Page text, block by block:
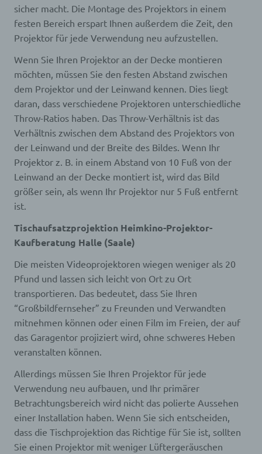
sicher macht. Die Montage des Projektors in einem
festen Bereich erspart Ihnen außerdem die Zeit, den
Projektor für jede Verwendung neu aufzustellen.
Wenn Sie Ihren Projektor an der Decke montieren
möchten, müssen Sie den festen Abstand zwischen
dem Projektor und der Leinwand kennen. Dies liegt
daran, dass verschiedene Projektoren unterschiedliche
Throw-Ratios haben. Das Throw-Verhältnis ist das
Verhältnis zwischen dem Abstand des Projektors von
der Leinwand und der Breite des Bildes. Wenn Ihr
Projektor z. B. in einem Abstand von 10 Fuß von der
Leinwand an der Decke montiert ist, wird das Bild
größer sein, als wenn Ihr Projektor nur 5 Fuß entfernt
ist.
Tischaufsatzprojektion Heimkino-Projektor-
Kaufberatung Halle (Saale)
Die meisten Videoprojektoren wiegen weniger als 20
Pfund und lassen sich leicht von Ort zu Ort
transportieren. Das bedeutet, dass Sie Ihren
“Großbildfernseher” zu Freunden und Verwandten
mitnehmen können oder einen Film im Freien, der auf
das Garagentor projiziert wird, ohne schweres Heben
veranstalten können.
Allerdings müssen Sie Ihren Projektor für jede
Verwendung neu aufbauen, und Ihr primärer
Betrachtungsbereich wird nicht das polierte Aussehen
einer Installation haben. Wenn Sie sich entscheiden,
dass die Tischprojektion das Richtige für Sie ist, sollten
Sie einen Projektor mit weniger Lüftergeräuschen
Name und Anschrift des für die Verarbeitung
Verantwortlichen
Verantwortlicher im Sinne der Datenschutz-
Grundverordnung, sonstiger in den Mitgliedstaaten
der Europäischen Union geltenden
Datenschutzgesetze und anderer Bestimmungen
mit datenschutzrechtlichem Charakter ist die:
Cookies / SessionStorage / LocalStorage
Die Internetseiten verwenden teilweise so
genannte Cookies, LocalStorage und
SessionStorage. Dies dient dazu, unser Angebot
nutzerfreundlicher, effektiver und sicherer zu
machen. Local Storage und SessionStorage ist
auf Ihrem Computer oder mobilen Gerät
über einen Internetbrowser auf einem
Computersystem abgelegt und gespeichert
LocalStorage und SessionStorage durch
entsprechende Einstellung in Ihrem Browser
verhindern.
Zahlreiche Internetseiten und Server verwenden
Cookies. Viele Cookies enthalten eine sogenannte
Cookie-ID. Eine Cookie-ID ist eine eindeutige
Kennung des Cookies. Sie besteht aus einer
Zeichenfolge, durch welche Internetseiten und
Server dem konkreten Internetbrowser zugeordnet
wurde. Dies ermöglicht es den besuchten
Internetseiten und Servern, den individuellen
Browser der betroffenen Person von anderen
Internetbrowsern, die andere Cookies enthalten,
zu unterscheiden. Ein bestimmter Internetbrowser
kann über die eindeutige Cookie-ID wiedererkannt
und identifiziert werden.